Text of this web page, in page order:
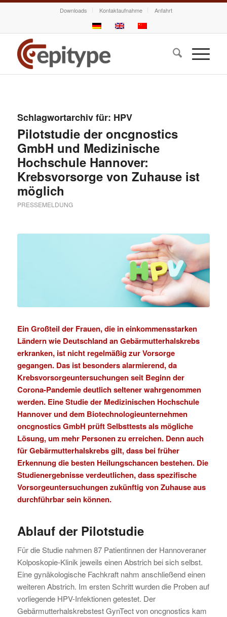
Downloads Kontaktaufnahme Anfahrt
Schlagwortarchiv für: HPV
Pilotstudie der oncgnostics
GmbH und Medizinische
Hochschule Hannover:
Krebsvorsorge von Zuhause ist
möglich
PRESSEMELDUNG
Ein Großteil der Frauen, die in einkommensstarken
Ländern wie Deutschland an Gebärmutterhalskrebs
erkranken, ist nicht regelmäßig zur Vorsorge
gegangen. Das ist besonders alarmierend, da
Krebsvorsorgeuntersuchungen seit Beginn der
Corona-Pandemie deutlich seltener wahrgenommen
werden. EineStudieder Medizinischen Hochschule
Hannoverund dem Biotechnologieunternehmen
oncgnostics GmbH prüft Selbsttests als mögliche
Lösung, um mehr Personen zu erreichen. Denn auch
für Gebärmutterhalskrebs gilt, dass bei früher
Erkennung die besten Heilungschancen bestehen. Die
Studienergebnisse verdeutlichen, dass spezifische
Vorsorgeuntersuchungen zukünftig von Zuhause aus
durchführbar sein können.
Ablauf der Pilotstudie
Für die Studie nahmen 87 Patientinnen der Hannoveraner
Kolposkopie-Klinik jeweils einen Abstrich bei sich selbst.
Eine gynäkologische Fachkraft nahm anschließend einen
weiteren Abstrich. Im ersten Schritt wurden die Proben auf
vorliegende HPV-Infektionen getestet. Der
Gebärmutterhalskrebstest GynTect von oncgnostics kam